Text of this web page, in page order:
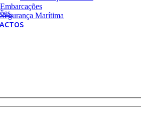
Embarcações
Segurança Marítima